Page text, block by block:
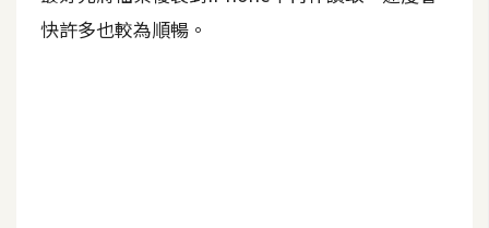
快許多也較為順暢。